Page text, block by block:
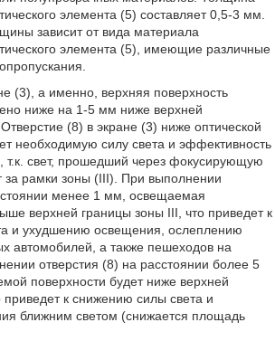
элемента (5) составляет 0,5-3 мм.
зависит от вида материала
элемента (5), имеющие различные
(3), а именно, верхняя поверхность
ниже на 1-5 мм ниже верхней
(8) в экране (3) ниже оптической
необходимую силу света и эффективность
т.к. свет, прошедший через фокусирующую
за рамки зоны (III). При выполнении
менее 1 мм, освещаемая
верхней границы зоны III, что приведет к
и ухудшению освещения, ослеплению
автомобилей, а также пешеходов на
отверстия (8) на расстоянии более 5
поверхности будет ниже верхней
приведет к снижению силы света и
ближним светом (снижается площадь